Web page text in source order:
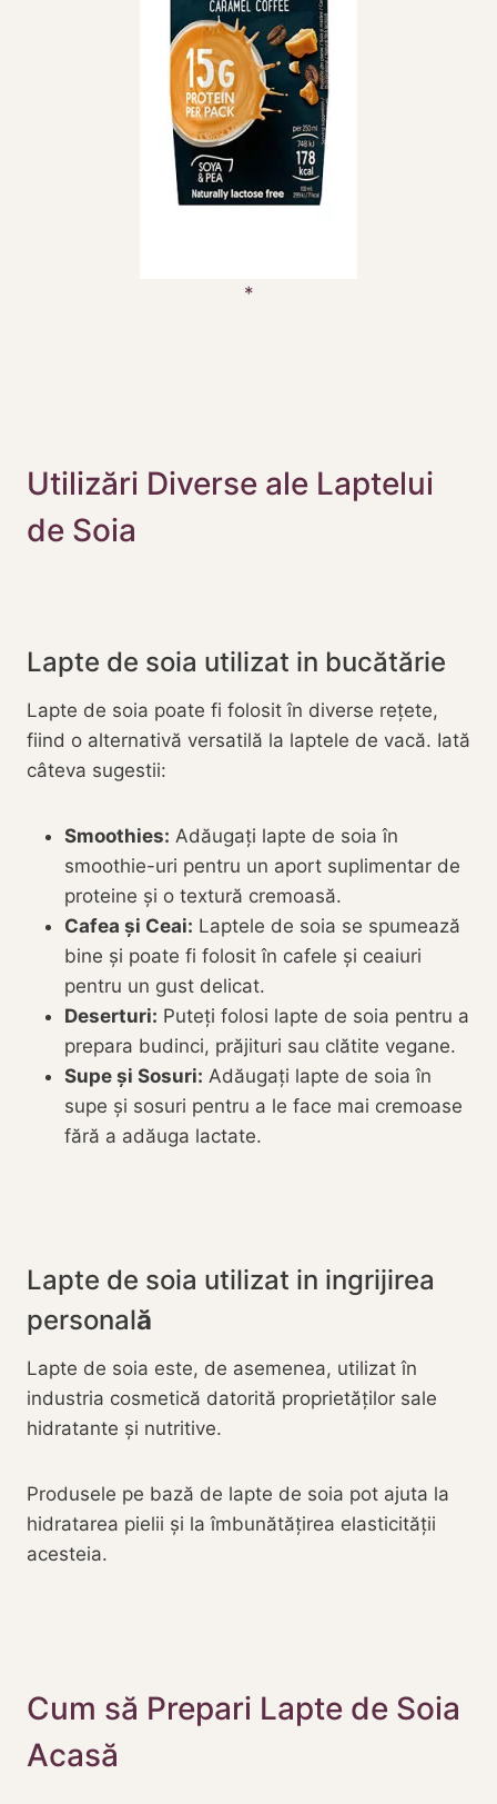
Utilizări Diverse ale Laptelui
de Soia
Lapte de soia utilizat in bucătărie
Lapte de soia poate fi folosit în diverse rețete,
fiind o alternativă versatilă la laptele de vacă. Iată
câteva sugestii:
Smoothies: Adăugați lapte de soia în
smoothie-uri pentru un aport suplimentar de
proteine și o textură cremoasă.
Cafea și Ceai: Laptele de soia se spumează
bine și poate fi folosit în cafele și ceaiuri
pentru un gust delicat.
Deserturi: Puteți folosi lapte de soia pentru a
prepara budinci, prăjituri sau clătite vegane.
Supe și Sosuri: Adăugați lapte de soia în
supe și sosuri pentru a le face mai cremoase
fără a adăuga lactate.
Lapte de soia utilizat in ingrijirea
personală
Lapte de soia este, de asemenea, utilizat în
industria cosmetică datorită proprietăților sale
hidratante și nutritive.
Produsele pe bază de lapte de soia pot ajuta la
hidratarea pielii și la îmbunătățirea elasticității
acesteia.
Cum să Prepari Lapte de Soia
Acasă